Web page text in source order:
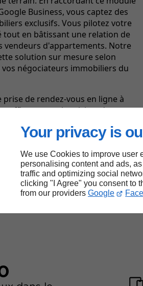
Your privacy is
We use Cookies to improve user
personalising content and ads,
traffic and optimizing social
clicking "I Agree" you consent to
from our providers Google
Business, vous captez des
exclusifs. Vous pilotez votre
tout en bâtissant une relation de
vendeurs d'appartements. Notre
solution sur mesure selon
négociateurs immobiliers du
de rendez-vous en ligne à
efficacement les visites de votre